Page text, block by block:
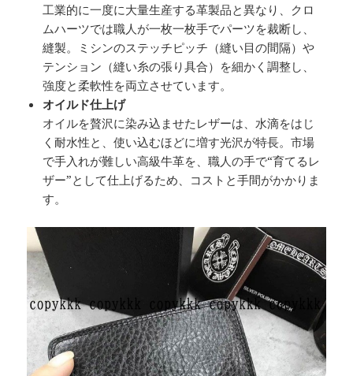
工業的に一度に大量生産する革製品と異なり、クロ
ムハーツでは職人が一枚一枚手でパーツを裁断し、
縫製。ミシンのステッチピッチ（縫い目の間隔）や
テンション（縫い糸の張り具合）を細かく調整し、
強度と柔軟性を両立させています。
オイルド仕上げ
オイルを贅沢に染み込ませたレザーは、水滴をはじ
く耐水性と、使い込むほどに増す光沢が特長。市場
で手入れが難しい高級牛革を、職人の手で“育てるレ
ザー”として仕上げるため、コストと手間がかかりま
す。